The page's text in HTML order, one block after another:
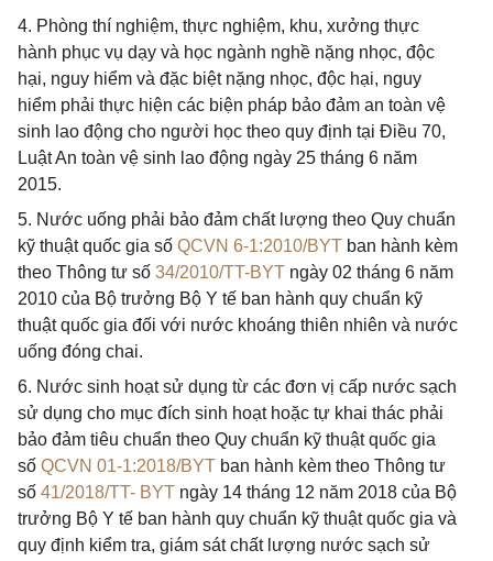
4. Phòng thí nghiệm, thực nghiệm, khu, xưởng thực
hành phục vụ dạy và học ngành nghề nặng nhọc, độc
hại, nguy hiểm và đặc biệt nặng nhọc, độc hại, nguy
hiểm phải thực hiện các biện pháp bảo đảm an toàn vệ
sinh lao động cho người học theo quy định tại Điều 70,
Luật An toàn vệ sinh lao động ngày 25 tháng 6 năm
2015.
5. Nước uống phải bảo đảm chất lượng theo Quy chuẩn
kỹ thuật quốc gia số QCVN 6-1:2010/BYT ban hành kèm
theo Thông tư số 34/2010/TT-BYT ngày 02 tháng 6 năm
2010 của Bộ trưởng Bộ Y tế ban hành quy chuẩn kỹ
thuật quốc gia đối với nước khoáng thiên nhiên và nước
uống đóng chai.
6. Nước sinh hoạt sử dụng từ các đơn vị cấp nước sạch
sử dụng cho mục đích sinh hoạt hoặc tự khai thác phải
bảo đảm tiêu chuẩn theo Quy chuẩn kỹ thuật quốc gia
số QCVN 01-1:2018/BYT ban hành kèm theo Thông tư
số 41/2018/TT- BYT ngày 14 tháng 12 năm 2018 của Bộ
trưởng Bộ Y tế ban hành quy chuẩn kỹ thuật quốc gia và
quy định kiểm tra, giám sát chất lượng nước sạch sử